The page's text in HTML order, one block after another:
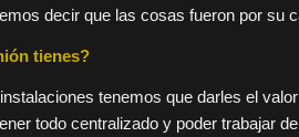
decir que las cosas fueron por su
tienes?
tenemos que darles el
todo centralizado y poder trabajar